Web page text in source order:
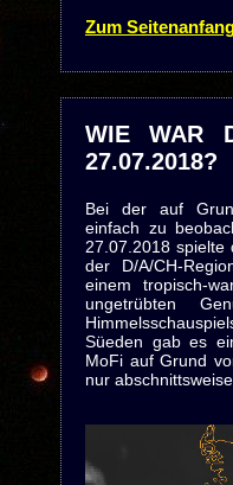
Zum
WIE WAR
27.07.2018?
Bei der auf
einfach zu
27.07.2018 spielte
der D/A/CH-
einem tropisch-
ungetrübten
Süeden gab es
MoFi auf Grund
nur